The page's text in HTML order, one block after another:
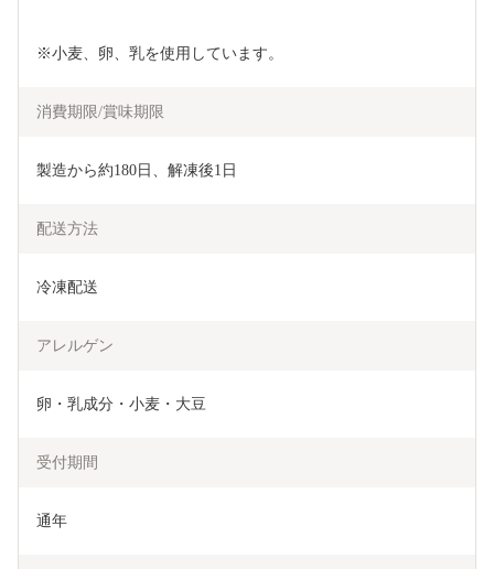
※小麦、卵、乳を使用しています。
消費期限/賞味期限
製造から約180日、解凍後1日
配送方法
冷凍配送
アレルゲン
卵・乳成分・小麦・大豆
受付期間
通年